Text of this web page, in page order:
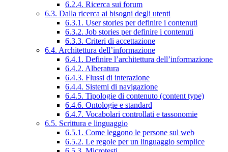
6.2.4. Ricerca sui forum
6.3. Dalla ricerca ai bisogni degli utenti
6.3.1. User stories per definire i contenuti
6.3.2. Job stories per definire i contenuti
6.3.3. Criteri di accettazione
6.4. Architettura dell’informazione
6.4.1. Definire l’architettura dell’informazione
6.4.2. Alberatura
6.4.3. Flussi di interazione
6.4.4. Sistemi di navigazione
6.4.5. Tipologie di contenuto (content type)
6.4.6. Ontologie e standard
6.4.7. Vocabolari controllati e tassonomie
6.5. Scrittura e linguaggio
6.5.1. Come leggono le persone sul web
6.5.2. Le regole per un linguaggio semplice